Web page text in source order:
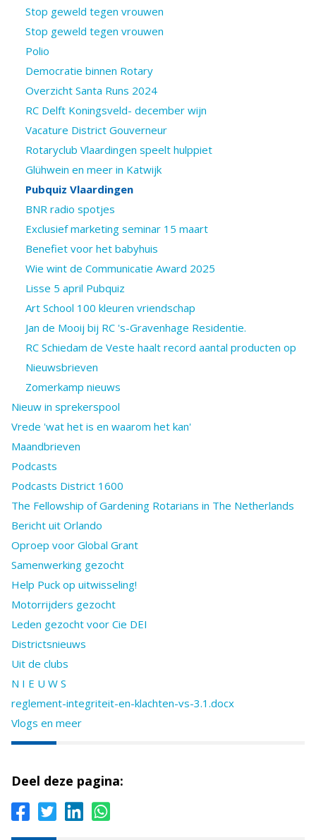
Stop geweld tegen vrouwen
Stop geweld tegen vrouwen
Polio
Democratie binnen Rotary
Overzicht Santa Runs 2024
RC Delft Koningsveld- december wijn
Vacature District Gouverneur
Rotaryclub Vlaardingen speelt hulppiet
Glühwein en meer in Katwijk
Pubquiz Vlaardingen
BNR radio spotjes
Exclusief marketing seminar 15 maart
Benefiet voor het babyhuis
Wie wint de Communicatie Award 2025
Lisse 5 april Pubquiz
Art School 100 kleuren vriendschap
Jan de Mooij bij RC 's-Gravenhage Residentie.
RC Schiedam de Veste haalt record aantal producten op
Nieuwsbrieven
Zomerkamp nieuws
Nieuw in sprekerspool
Vrede 'wat het is en waarom het kan'
Maandbrieven
Podcasts
Podcasts District 1600
The Fellowship of Gardening Rotarians in The Netherlands
Bericht uit Orlando
Oproep voor Global Grant
Samenwerking gezocht
Help Puck op uitwisseling!
Motorrijders gezocht
Leden gezocht voor Cie DEI
Districtsnieuws
Uit de clubs
N I E U W S
reglement-integriteit-en-klachten-vs-3.1.docx
Vlogs en meer
Deel deze pagina: